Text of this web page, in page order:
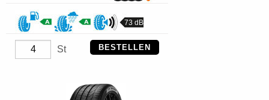
73 dB
St BESTELLEN